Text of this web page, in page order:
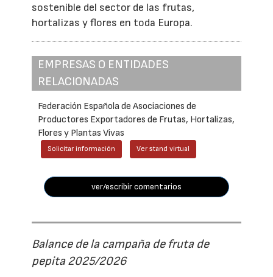
sostenible del sector de las frutas,
hortalizas y flores en toda Europa.
EMPRESAS O ENTIDADES
RELACIONADAS
Federación Española de Asociaciones de
Productores Exportadores de Frutas, Hortalizas,
Flores y Plantas Vivas
Solicitar información Ver stand virtual
ver/escribir comentarios
Balance de la campaña de fruta de
pepita 2025/2026